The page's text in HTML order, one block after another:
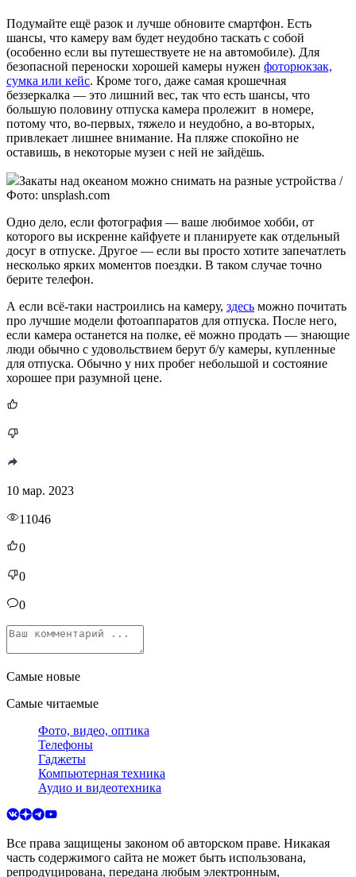
Подумайте ещё разок и лучше обновите смартфон. Есть
шансы, что камеру вам будет неудобно таскать с собой
(особенно если вы путешествуете не на автомобиле). Для
безопасной переноски хорошей камеры нужен фоторюкзак,
сумка или кейс. Кроме того, даже самая крошечная
беззеркалка — это лишний вес, так что есть шансы, что
большую половину отпуска камера пролежит в номере,
потому что, во-первых, тяжело и неудобно, а во-вторых,
привлекает лишнее внимание. На пляже спокойно не
оставишь, в некоторые музеи с ней не зайдёшь.
Закаты над океаном можно снимать на разные устройства /
Фото: unsplash.com
Одно дело, если фотография — ваше любимое хобби, от
которого вы искренне кайфуете и планируете как отдельный
досуг в отпуске. Другое — если вы просто хотите запечатлеть
несколько ярких моментов поездки. В таком случае точно
берите телефон.
А если всё-таки настроились на камеру, здесь можно почитать
про лучшие модели фотоаппаратов для отпуска. После него,
если камера останется на полке, её можно продать — знающие
люди обычно с удовольствием берут б/у камеры, купленные
для отпуска. Обычно у них пробег небольшой и состояние
хорошее при разумной цене.
10 мар. 2023
11046
0
0
0
Самые новые
Самые читаемые
Фото, видео, оптика
Телефоны
Гаджеты
Компьютерная техника
Аудио и видеотехника
Все права защищены законом об авторском праве. Никакая
часть содержимого сайта не может быть использована,
репродуцирована, передана любым электронным,